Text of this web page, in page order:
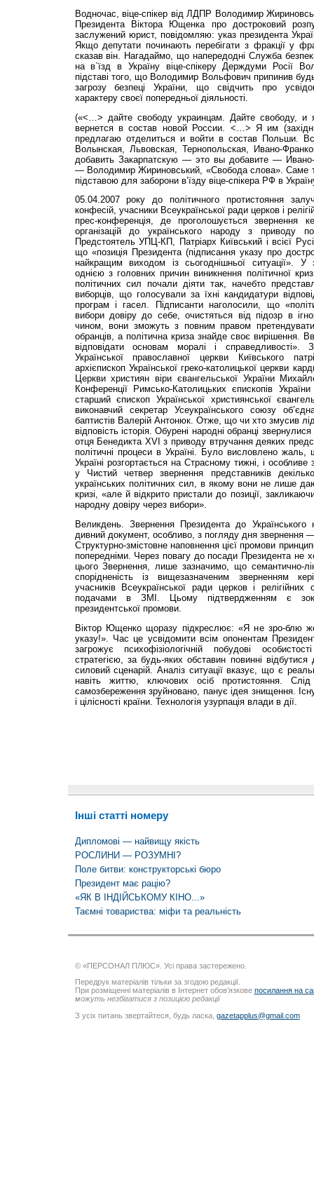
Водночас, віце-спікер від ЛДПР Володимир
Президента Віктора Ющенка про достроковий
заслужений юрист, повідомляю: указ президента
Якщо депутати починають перебігати з фракції у
сказав він. Нагадаймо, що напередодні Служба
на в`їзд в Україну віце-спікеру Держдуми Росії
підставі того, що Володимир Вольфович припинив
загрозу безпеці України, що свідчить про
характеру своєї попередньої діяльності.
(«<…> дайте свободу украинцам. Дайте свободу, и
вернется в состав новой России. <…> Я им
предлагаю отделиться и войти в состав Польши.
Волынская, Львовская, Тернопольская, Ивано-
добавить Закарпатскую — это вы добавите —
— Володимир Жириновський, «Свобода слова». Саме
підставою для заборони в’їзду віце-спікера РФ в
05.04.2007 року до політичного протистояння
конфесій, учасники Всеукраїнської ради церков і
прес-конференція, де проголошується звернення
організацій до українського народу з приводу
Предстоятель УПЦ-КП, Патріарх Київський і всієї
що «позиція Президента (підписання указу про
найкращим виходом із сьогоднішньої ситуації». У
однією з головних причин виникнення політичної
політичних сил почали діяти так, начебто
виборців, що голосували за їхні кандидатури
програм і гасел. Підписанти наголосили, що
вибори довіру до себе, очистяться від підозр в
чином, вони зможуть з повним правом
обранців, а політична криза знайде своє
відповідати основам моралі і справедливості».
Української православної церкви Київського
архієпископ Української греко-католицької церкви
Церкви християн віри євангельської України
Конференції Римсько-Католицьких єпископів
старший єпископ Української християнської
виконавчий секретар Усеукраїнського союзу
баптистів Валерій Антонюк. Отже, що чи хто змусив
відповість історія. Обурені народні обранці
отця Бенедикта XVI з приводу втручання деяких
політичні процеси в Україні. Було висловлено жаль,
Україні розгортається на Страсному тижні, і
у Чистий четвер звернення представників
українських політичних сил, в якому вони не лише
кризі, «але й відкрито пристали до позиції,
народну довіру через вибори».
Великдень. Звернення Президента до
дивний документ, особливо, з погляду дня звернення
Структурно-змістовне наповнення цієї промови
попередніми. Через повагу до посади Президента не
цього Звернення, лише зазначимо, що семантично-
спорідненість із вищезазначеним зверненням
учасників Всеукраїнської ради церков і релігійних
подачами в ЗМІ. Цьому підтвердженням є
президентської промови.
Віктор Ющенко щоразу підкреслює: «Я не зро-блю
указу!». Час це усвідомити всім опонентам
загрожує психофізіологічній побудові
стратегією, за будь-яких обставин повинні
силовий сценарій. Аналіз ситуації вказує, що є
навіть життю, ключових осіб протистояння.
самозбереження зруйновано, панує ідея знищення.
і цілісності країни. Технологія узурпація влади в дії.
Інші статті номеру
Дипломові — найвищу якість
РОСЛИНИ — РОЗУМНІ?
Поле битви: конструкторські бюро
Президент має рацію?
«ЯК В ІНДІЙСЬКОМУ КІНО...»
Таємні товариства: міфи та реальність
© «ПЕРСОНАЛ ПЛЮС». Усі права застережено.
Передрук матеріалів тільки за згодою редакції.
При розміщенні матеріалів в Інтернет обов’язкове посилання на
можуть незбігатися з позицією редакції
З усіх питань звертайтеся, будь ласка, gazetapplus@gmail.com